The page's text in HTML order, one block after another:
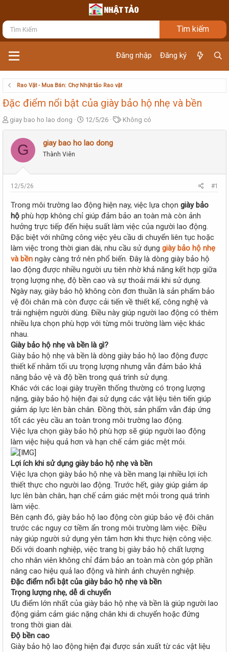
Đăng nhập Đăng ký
Rao Vặt - Mua Bán: Chợ Nhật tảo Rao vặt
Đặc điểm nổi bật của giày bảo hộ nhẹ và bền
T
h
e
a
s
r
t
e
r
giay bao ho lao dong
N
g
y
i
12/5/26
T
ừ
Không có
G giay bao ho lao dong
Thành Viên
12/5/26 #1
Trong môi trường lao động hiện nay, việc lựa chọn giày bảo
hộ phù hợp không chỉ giúp đảm bảo an toàn mà còn ảnh
hưởng trực tiếp đến hiệu suất làm việc của người lao động.
Đặc biệt với những công việc yêu cầu di chuyển liên tục hoặc
làm việc trong thời gian dài, nhu cầu sử dụng giày bảo hộ nhẹ
và bền ngày càng trở nên phổ biến. Đây là dòng giày bảo hộ
lao động được nhiều người ưu tiên nhờ khả năng kết hợp giữa
trọng lượng nhẹ, độ bền cao và sự thoải mái khi sử dụng.
Ngày nay, giày bảo hộ không còn đơn thuần là sản phẩm bảo
vệ đôi chân mà còn được cải tiến về thiết kế, công nghệ và
trải nghiệm người dùng. Điều này giúp người lao động có thêm
nhiều lựa chọn phù hợp với từng môi trường làm việc khác
nhau.
Giày bảo hộ nhẹ và bền là gì?
Giày bảo hộ nhẹ và bền là dòng giày bảo hộ lao động được
thiết kế nhằm tối ưu trọng lượng nhưng vẫn đảm bảo khả
năng bảo vệ và độ bền trong quá trình sử dụng.
Khác với các loại giày truyền thống thường có trọng lượng
nặng, giày bảo hộ hiện đại sử dụng các vật liệu tiên tiến giúp
giảm áp lực lên bàn chân. Đồng thời, sản phẩm vẫn đáp ứng
tốt các yêu cầu an toàn trong môi trường lao động.
Việc lựa chọn giày bảo hộ phù hợp sẽ giúp người lao động
làm việc hiệu quả hơn và hạn chế cảm giác mệt mỏi.
Lợi ích khi sử dụng giày bảo hộ nhẹ và bền
Việc lựa chọn giày bảo hộ nhẹ và bền mang lại nhiều lợi ích
thiết thực cho người lao động. Trước hết, giày giúp giảm áp
lực lên bàn chân, hạn chế cảm giác mệt mỏi trong quá trình
làm việc.
Bên cạnh đó, giày bảo hộ lao động còn giúp bảo vệ đôi chân
trước các nguy cơ tiềm ẩn trong môi trường làm việc. Điều
này giúp người sử dụng yên tâm hơn khi thực hiện công việc.
Đối với doanh nghiệp, việc trang bị giày bảo hộ chất lượng
cho nhân viên không chỉ đảm bảo an toàn mà còn góp phần
nâng cao hiệu quả lao động và hình ảnh chuyên nghiệp.
Đặc điểm nổi bật của giày bảo hộ nhẹ và bền
Trọng lượng nhẹ, dễ di chuyển
Ưu điểm lớn nhất của giày bảo hộ nhẹ và bền là giúp người lao
động giảm cảm giác nặng chân khi di chuyển hoặc đứng
trong thời gian dài.
Độ bền cao
Giày bảo hộ lao động hiện đại được sản xuất từ các vật liệu